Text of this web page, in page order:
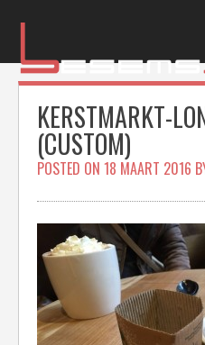
KERSTMARKT-
(CUSTOM)
POSTED ON 18 MAART 2016